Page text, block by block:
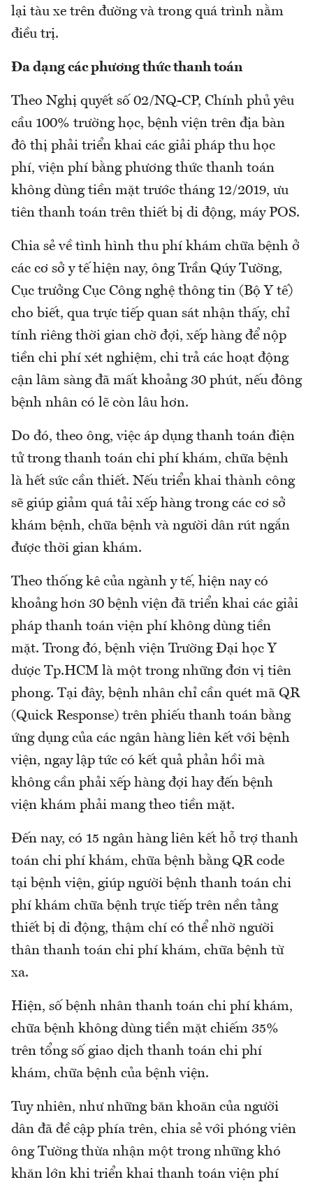
lại tàu xe trên đường và trong quá trình nằm
điều trị.
Đa dạng các phương thức thanh toán
Theo Nghị quyết số 02/NQ-CP, Chính phủ yêu
cầu 100% trường học, bệnh viện trên địa bàn
đô thị phải triển khai các giải pháp thu học
phí, viện phí bằng phương thức thanh toán
không dùng tiền mặt trước tháng 12/2019, ưu
tiên thanh toán trên thiết bị di động, máy POS.
Chia sẻ về tình hình thu phí khám chữa bệnh ở
các cơ sở y tế hiện nay, ông Trần Qúy Tường,
Cục trưởng Cục Công nghệ thông tin (Bộ Y tế)
cho biết, qua trực tiếp quan sát nhận thấy, chỉ
tính riêng thời gian chờ đợi, xếp hàng để nộp
tiền chi phí xét nghiệm, chi trả các hoạt động
cận lâm sàng đã mất khoảng 30 phút, nếu đông
bệnh nhân có lẽ còn lâu hơn.
Do đó, theo ông, việc áp dụng thanh toán điện
tử trong thanh toán chi phí khám, chữa bệnh
là hết sức cần thiết. Nếu triển khai thành công
sẽ giúp giảm quá tải xếp hàng trong các cơ sở
khám bệnh, chữa bệnh và người dân rút ngắn
được thời gian khám.
Theo thống kê của ngành y tế, hiện nay có
khoảng hơn 30 bệnh viện đã triển khai các giải
pháp thanh toán viện phí không dùng tiền
mặt. Trong đó, bệnh viện Trường Đại học Y
dược Tp.HCM là một trong những đơn vị tiên
phong. Tại đây, bệnh nhân chỉ cần quét mã QR
(Quick Response) trên phiếu thanh toán bằng
ứng dụng của các ngân hàng liên kết với bệnh
viện, ngay lập tức có kết quả phản hồi mà
không cần phải xếp hàng đợi hay đến bệnh
viện khám phải mang theo tiền mặt.
Đến nay, có 15 ngân hàng liên kết hỗ trợ thanh
toán chi phí khám, chữa bệnh bằng QR code
tại bệnh viện, giúp người bệnh thanh toán chi
phí khám chữa bệnh trực tiếp trên nền tảng
thiết bị di động, thậm chí có thể nhờ người
thân thanh toán chi phí khám, chữa bệnh từ
xa.
Hiện, số bệnh nhân thanh toán chi phí khám,
chữa bệnh không dùng tiền mặt chiếm 35%
trên tổng số giao dịch thanh toán chi phí
khám, chữa bệnh của bệnh viện.
Tuy nhiên, như những băn khoăn của người
dân đã đề cập phía trên, chia sẻ với phóng viên
ông Tường thừa nhận một trong những khó
khăn lớn khi triển khai thanh toán viện phí